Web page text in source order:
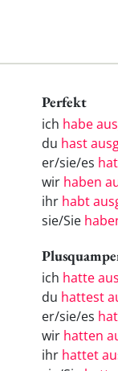
Perfekt
ich habe
du hast
er/sie/es
wir haben
ihr habt
sie/Sie
ich hatte
du hattest
er/sie/es
wir hatten
ihr hattet